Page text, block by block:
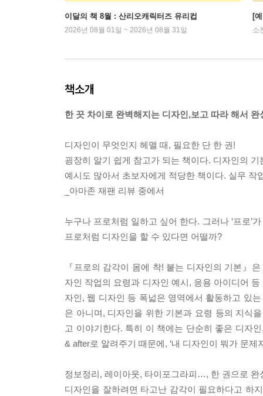
이달의 책 8월 : 산리오캐릭터즈 유리컵
2026년 08월 01일 ~ 2026년 08월 31일
[
소
책소개
한 끗 차이로 완벽해지는 디자인,보고 따라 해서
디자인이 무엇인지 헤맬 때, 필요한 단 한 권!
굉장히 알기 쉽게 참고가 되는 책이다. 디자인의
예시도 많아서 초보자에게 적당한 책이다. 실무 작
_아마존 재팬 리뷰 중에서
누구나 프로처럼 일하고 싶어 한다. 그러나 ‘프로’
프로처럼 디자인을 할 수 있다면 어떨까?
『프로의 감각이 몸에 착! 붙는 디자인의 기본』
자인 작업의 요령과 디자인 예시, 응용 아이디어
자인, 웹 디자인 등 폭넓은 영역에서 활동하고 있
은 아니며, 디자인을 위한 기본과 요령 등의 지식
고 이야기한다. 특히 이 책에는 단순히 좋은 디자
& after로 알려주기 때문에, ‘내 디자인이 뭐가 문
정보정리, 레이아웃, 타이포그라피…, 한 권으로 완
디자인을 잘하려면 타고난 감각이 필요하다고 하